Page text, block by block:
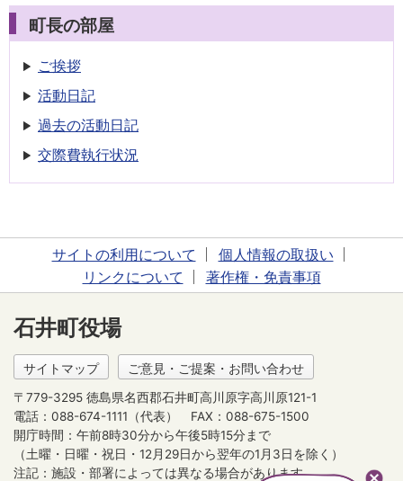
町長の部屋
ご挨拶
活動日記
過去の活動日記
交際費執行状況
サイトの利用について
個人情報の取扱い
リンクについて
著作権・免責事項
石井町役場
サイトマップ ご意見・ご提案・お問い合わせ
〒779-3295 徳島県名西郡石井町高川原字高川原121-1
電話：088-674-1111（代表）
FAX：088-675-1500
開庁時間：午前8時30分から午後5時15分まで
（土曜・日曜・祝日・12月29日から翌年の1月3日を除く）
注記：施設・部署によっては異なる場合があります。